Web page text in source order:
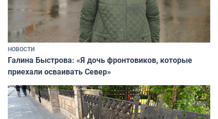
НОВОСТИ
Галина Быстрова: «Я дочь фронтовиков, которые
приехали осваивать Север»